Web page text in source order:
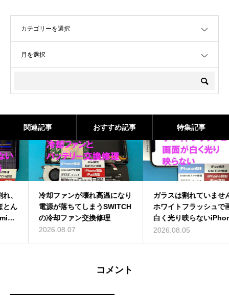
関連記事 おすすめ記事 特集記事
冷却ファンが壊れ高温になり
電源が落ちてしまうSWITCH
の冷却ファン交換修理
2026.08.07
ガラスは割れていませんが、
ホワイトフラッシュで画面が
白く光り映らないiPhone13
ProMaxの画面交換を即日修
2026.08.05
コメント